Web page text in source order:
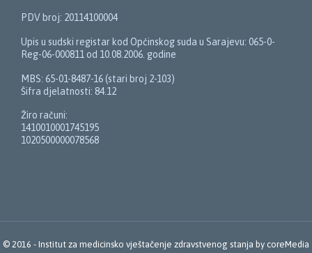
PDV broj: 20114100004
Upis u sudski registar kod Općinskog suda u Sarajevu: 065-0-
Reg-06-000811 od 10.08.2006. godine
MBS: 65-01-8487-16 (stari broj 2-103)
Šifra djelatnosti: 84.12
Žiro računi:
1410010001745195
1020500000078568
© 2016 - Institut za medicinsko vještačenje zdravstvenog stanja by coreMedia